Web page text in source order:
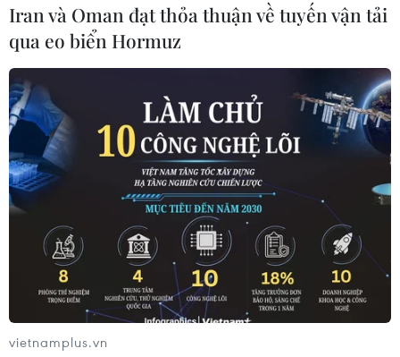
Iran và Oman đạt thỏa thuận về tuyến vận tải
qua eo biển Hormuz
vietnamplus.vn